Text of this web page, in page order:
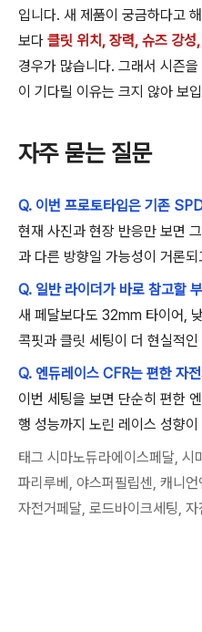
입니다. 새 제품이 궁금하다고
보다 클릿 위치, 장력, 슈즈 강성,
경우가 많습니다. 그래서 시즌
이 기다릴 이유는 크지 않아 보
자주 묻는 질문
Q. 이번 프로토타입은 기존
현재 사진과 현장 반응만 보면
과 다른 방향일 가능성이 거론
Q. 일반 라이더가 바로 참고할
새 페달보다도 32mm 타이어,
콕핏과 클릿 세팅이 더 현실적
Q. 엔듀레이스 CFR는 편한 자
이번 세팅을 보면 단순히 편한
행 성능까지 노린 레이스 성향
태그 시마노듀라에이스페달,
파리루베, 야스퍼필립센, 캐니
자전거페달, 로드바이크세팅, 자